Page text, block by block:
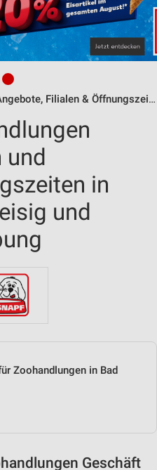
Filialen & Öffnungszeiten
und
in
und
Zoohandlungen in Bad
Geschäft